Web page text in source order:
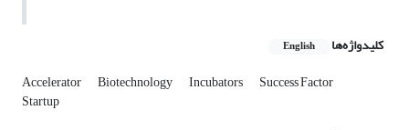
کلیدواژه‌ها English
Accelerator Biotechnology Incubators Success Factor
Startup